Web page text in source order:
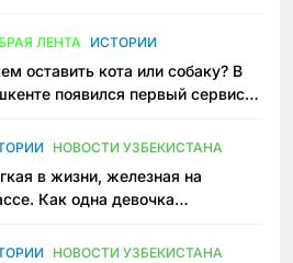
ЛЕНТА ИСТОРИИ
оставить кота или собаку? В
появился первый сервис
НОВОСТИ УЗБЕКИСТАНА
в жизни, железная на
Как одна девочка
НОВОСТИ УЗБЕКИСТАНА